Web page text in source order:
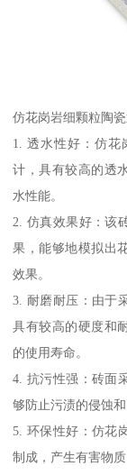
仿花岗岩细颗粒陶
1. 透水性好：仿
计，具有较高的透
水性能。
2. 仿真效果好：该
果，能够地模拟出
效果。
3. 耐磨耐压：由于
具有较高的硬度和
的使用寿命。
4. 抗污性强：砖面
够防止污渍的侵蚀和
5. 环保性好：仿花
制成，产生有害物